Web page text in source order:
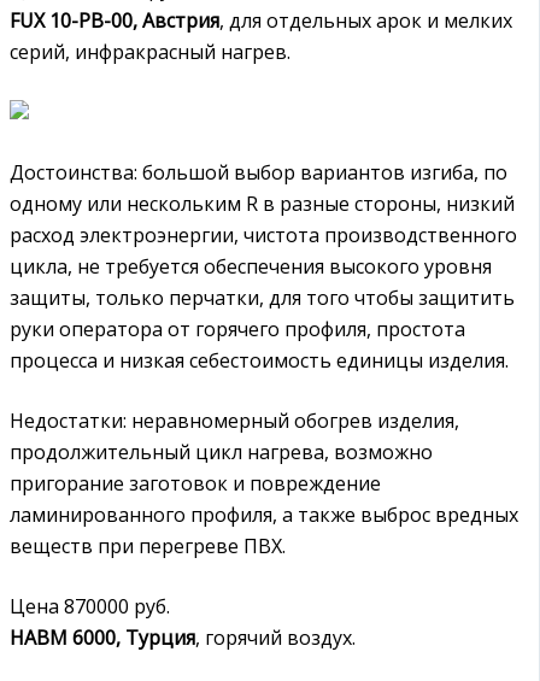
FUX 10-PB-00, Австрия, для отдельных арок и мелких
серий, инфракрасный нагрев.
Достоинства: большой выбор вариантов изгиба, по
одному или нескольким R в разные стороны, низкий
расход электроэнергии, чистота производственного
цикла, не требуется обеспечения высокого уровня
защиты, только перчатки, для того чтобы защитить
руки оператора от горячего профиля, простота
процесса и низкая себестоимость единицы изделия.
Недостатки: неравномерный обогрев изделия,
продолжительный цикл нагрева, возможно
пригорание заготовок и повреждение
ламинированного профиля, а также выброс вредных
веществ при перегреве ПВХ.
Цена 870000 руб.
HABM 6000, Турция, горячий воздух.